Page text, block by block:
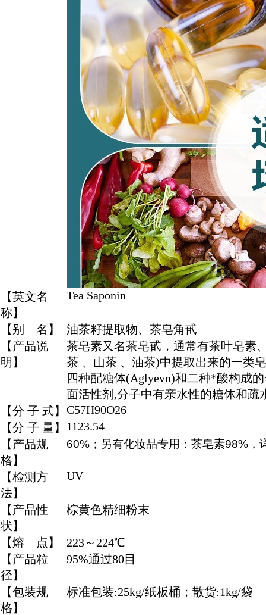
【英文名
称】
Tea Saponin
【别 名】
油茶籽提取物、茶皂角甙
【产品说
明】
茶皂素又名茶皂甙，通常有茶叶皂素
茶 、山茶 、油茶)中提取出来的一类
四种配糖体(Aglyevn)和二种*酸构成
面活性剂,分子中有亲水性的糖体和疏
【分 子 式】 C57H90O26
【分 子 量】 1123.54
【产品规
格】
60%；另有化妆品专用：茶皂素98%，
【检测方
法】
UV
【产品性
状】
棕黄色精细粉末
【熔 点】
223～224℃
【产品粒
径】
95%通过80目
【包装规
格】
标准包装:25kg/纸板桶；散货:1kg/袋